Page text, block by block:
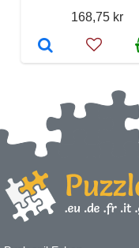
168,75 kr